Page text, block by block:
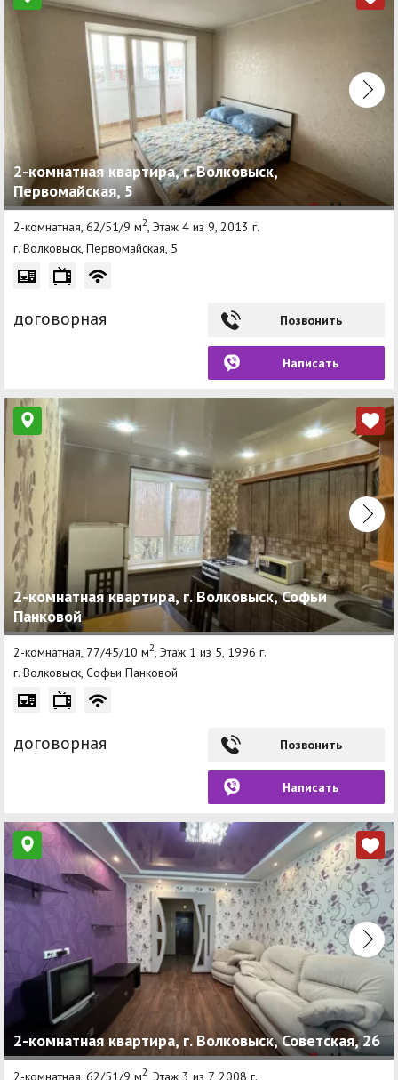
2-комнатная квартира, г. Волковыск,
Первомайская, 5
2-комнатная, 62/51/9 м2, Этаж 4 из 9, 2013 г.
г. Волковыск, Первомайская, 5
договорная Позвонить
Написать
2-комнатная квартира, г. Волковыск, Софьи
Панковой
2-комнатная, 77/45/10 м2 , Этаж 1 из 5, 1996 г.
г. Волковыск, Софьи Панковой
договорная Позвонить
Написать
2-комнатная квартира, г. Волковыск, Советская, 26
2-комнатная, 62/51/9 м2 , Этаж 3 из 7, 2008 г.